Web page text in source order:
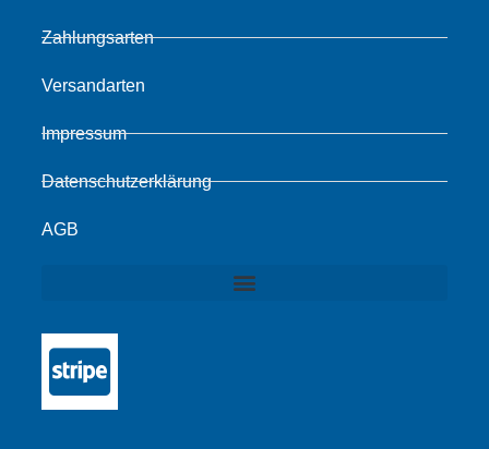
Zahlungsarten
Versandarten
Impressum
Datenschutzerklärung
AGB